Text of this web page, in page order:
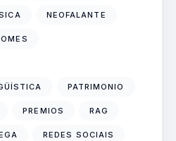
NEOFALANTE
PATRIMONIO
PREMIOS RAG
REDES SOCIAIS